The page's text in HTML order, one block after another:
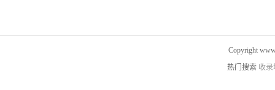
Copyright
热门搜索 收录